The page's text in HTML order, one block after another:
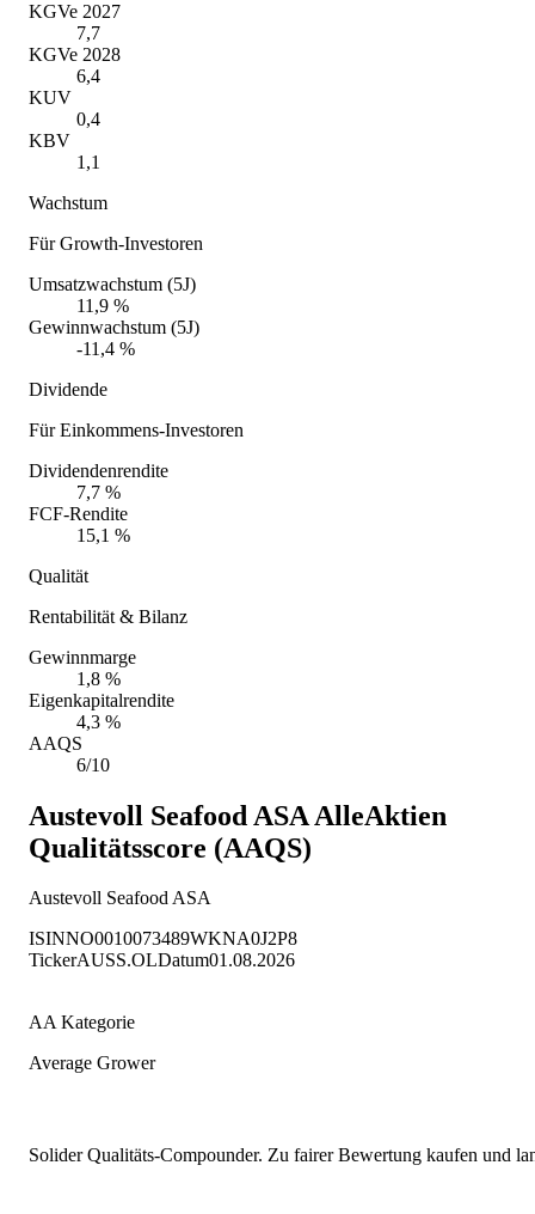
KGVe 2027
7,7
KGVe 2028
6,4
KUV
0,4
KBV
1,1
Wachstum
Für Growth-Investoren
Umsatzwachstum (5J)
11,9 %
Gewinnwachstum (5J)
-11,4 %
Dividende
Für Einkommens-Investoren
Dividendenrendite
7,7 %
FCF-Rendite
15,1 %
Qualität
Rentabilität & Bilanz
Gewinnmarge
1,8 %
Eigenkapitalrendite
4,3 %
AAQS
6/10
Austevoll Seafood ASA AlleAktien
Qualitätsscore (AAQS)
Austevoll Seafood ASA
ISINNO0010073489WKNA0J2P8
TickerAUSS.OLDatum01.08.2026
AA Kategorie
Average Grower
Solider Qualitäts-Compounder. Zu fairer Bewertung kaufen und